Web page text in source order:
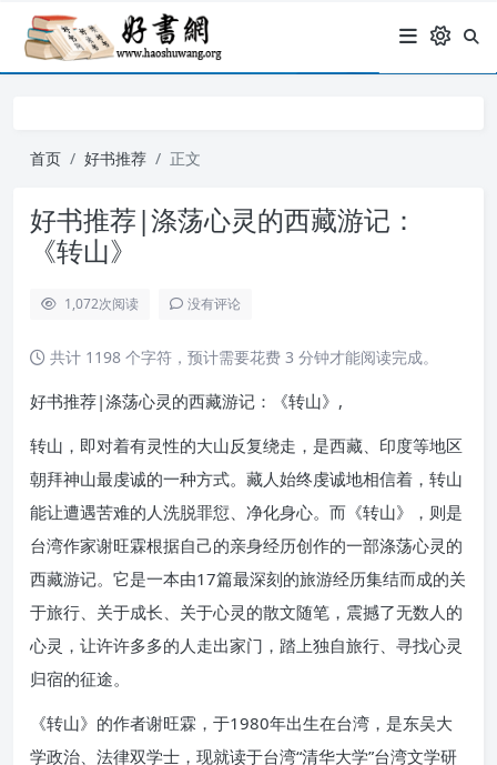
首页 好书推荐 正文
好书推荐|涤荡心灵的西藏游记：
《转山》
1,072次阅读 没有评论
共计 1198 个字符，预计需要花费 3 分钟才能阅读完成。
好书推荐|涤荡心灵的西藏游记：《转山》,
转山，即对着有灵性的大山反复绕走，是西藏、印度等地区
朝拜神山最虔诚的一种方式。藏人始终虔诚地相信着，转山
能让遭遇苦难的人洗脱罪愆、净化身心。而《转山》，则是
台湾作家谢旺霖根据自己的亲身经历创作的一部涤荡心灵的
西藏游记。它是一本由17篇最深刻的旅游经历集结而成的关
于旅行、关于成长、关于心灵的散文随笔，震撼了无数人的
心灵，让许许多多的人走出家门，踏上独自旅行、寻找心灵
归宿的征途。
《转山》的作者谢旺霖，于1980年出生在台湾，是东吴大
学政治、法律双学士，现就读于台湾“清华大学”台湾文学研